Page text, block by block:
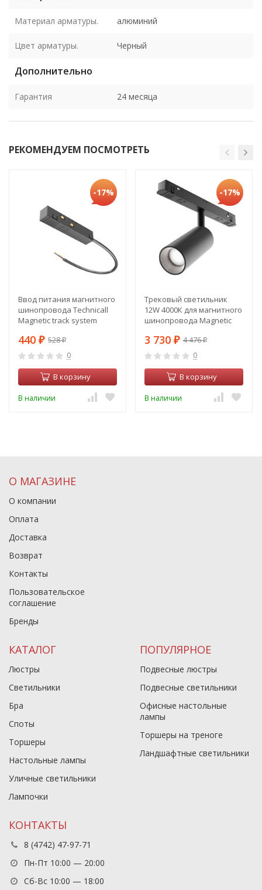
Материал арматуры. алюминий
Цвет арматуры. Черный
Дополнительно
Гарантия 24 месяца
РЕКОМЕНДУЕМ ПОСМОТРЕТЬ
-17%
Ввод питания магнитного
шинопровода Technicall
Magnetic track system
440 ₽ 528₽
0
В корзину
В наличии
-17%
Трековый светильник
12W 4000К для магнитного
шинопровода Magnetic
TR032-2-12W4K-W-B
3 730 ₽ 4 476₽
0
В корзину
В наличии
О МАГАЗИНЕ
О компании
Оплата
Доставка
Возврат
Контакты
Пользовательское
соглашение
Бренды
КАТАЛОГ
Люстры
Светильники
Бра
Споты
Торшеры
Настольные лампы
Уличные светильники
Лампочки
ПОПУЛЯРНОЕ
Подвесные люстры
Подвесные светильники
Офисные настольные
лампы
Торшеры на треноге
Ландшафтные светильники
КОНТАКТЫ
8 (4742) 47-97-71
Пн-Пт 10:00 — 20:00
Сб-Вс 10:00 — 18:00